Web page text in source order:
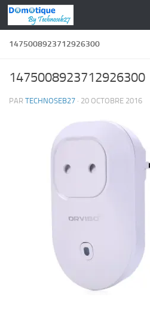
Skip to content
1475008923712926300
1475008923712926300
PAR TECHNOSEB27 · 20 OCTOBRE 2016